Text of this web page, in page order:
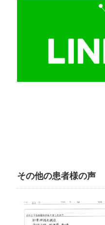
その他の患者様の声